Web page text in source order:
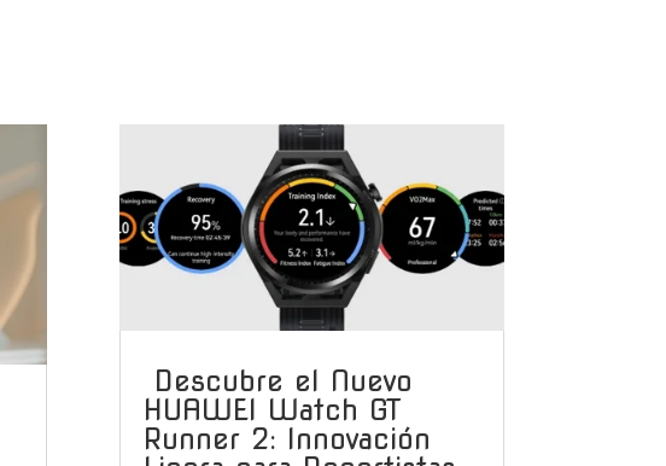
Descubre el Nuevo
HUAWEI Watch GT
Runner 2: Innovación